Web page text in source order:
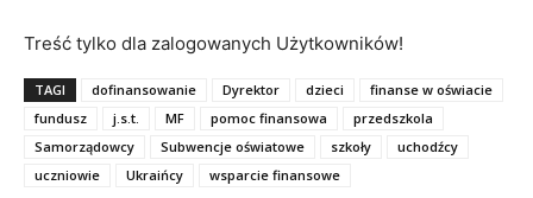
Treść tylko dla zalogowanych Użytkowników!
TAGI dofinansowanie Dyrektor dzieci
finanse w oświacie
fundusz
j.s.t. MF pomoc finansowa
przedszkola
Samorządowcy
Subwencje oświatowe szkoły
uchodźcy
uczniowie
Ukraińcy wsparcie finansowe